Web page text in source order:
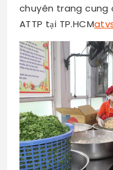
chuyên trang cung
ATTP tại TP.HCM